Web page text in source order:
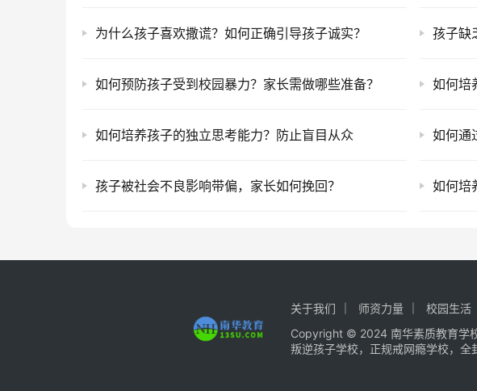
为什么孩子喜欢撒谎？如何正确引导孩子诚实？ 孩子缺
如何预防孩子受到校园暴力？家长需做哪些准备？ 如何培
如何培养孩子的独立思考能力？防止盲目从众 如何通
孩子被社会不良影响带偏，家长如何挽回？ 如何培
关于我们 师资力量 校园生活
Copyright © 2024 南华素质教育学
叛逆孩子学校，正规戒网瘾学校，全